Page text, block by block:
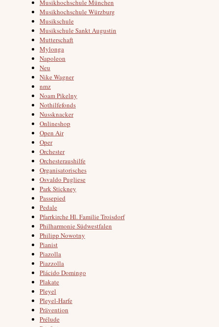
Musikhochschule München
Musikhochschule Würzburg
Musikschule
Musikschule Sankt Augustin
Mutterschaft
Mylonga
Napoleon
Neu
Nike Wagner
nmz
Noam Pikelny
Nothilfefonds
Nussknacker
Onlineshop
Open Air
Oper
Orchester
Orchesteraushilfe
Organisatorisches
Osvaldo Pugliese
Park Stickney
Passepied
Pedale
Pfarrkirche Hl. Familie Troisdorf
Philharmonie Südwestfalen
Philipp Nowotny
Pianist
Piazolla
Piazzolla
Plácido Domingo
Plakate
Pleyel
Pleyel-Harfe
Prävention
Prélude